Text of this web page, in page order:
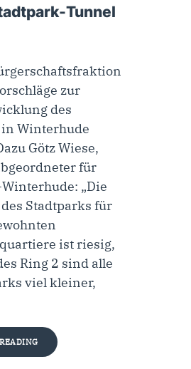
Tunnel
zur
des
Winterhude
Götz Wiese,
für
„Die
Stadtparks für
ist riesig,
Ring 2 sind alle
viel kleiner,